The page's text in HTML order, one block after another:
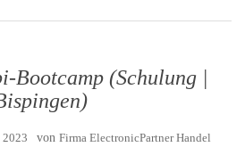
Bootcamp (Schulung |
2023 von Firma ElectronicPartner Handel